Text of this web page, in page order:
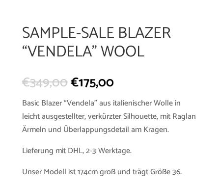
SAMPLE-SALE BLAZER
“VENDELA” WOOL
€349,00€175,00
Basic Blazer “Vendela” aus italienischer Wolle in
leicht ausgestellter, verkürzter Silhouette, mit Raglan
Ärmeln und Überlappungsdetail am Kragen.
Lieferung mit DHL, 2-3 Werktage.
Unser Modell ist 174cm groß und trägt Größe 36.